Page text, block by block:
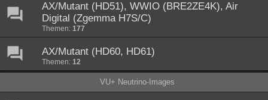
AX/Mutant (HD51), WWIO (BRE2ZE4K), Air
Digital (Zgemma H7S/C)
Themen: 177
AX/Mutant (HD60, HD61)
Themen: 12
VU+ Neutrino-Images